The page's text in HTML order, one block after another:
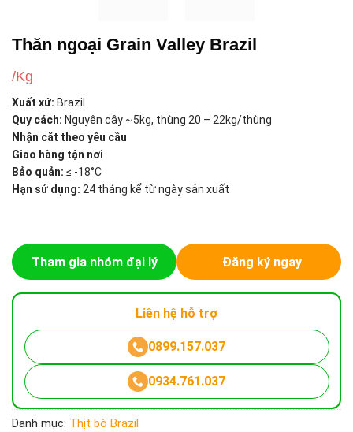
Thăn ngoại Grain Valley Brazil
/Kg
Xuất xứ: Brazil
Quy cách: Nguyên cây ~5kg, thùng 20 – 22kg/thùng
Nhận cắt theo yêu cầu
Giao hàng tận nơi
Bảo quản: ≤ -18°C
Hạn sử dụng: 24 tháng kể từ ngày sản xuất
Tham gia nhóm đại lý Đăng ký ngay
Liên hệ hỗ trợ
0899.157.037
0934.761.037
Danh mục: Thịt bò Brazil